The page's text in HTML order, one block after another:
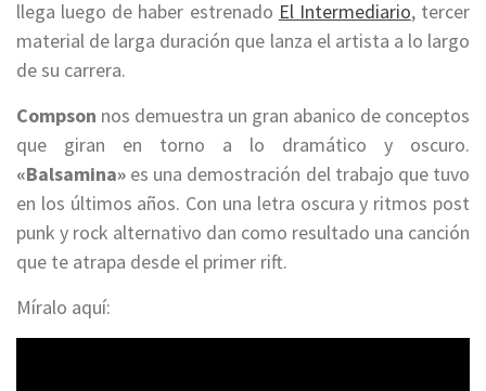
llega luego de haber estrenado El Intermediario, tercer
material de larga duración que lanza el artista a lo largo
de su carrera.
Compson nos demuestra un gran abanico de conceptos
que giran en torno a lo dramático y oscuro.
«Balsamina» es una demostración del trabajo que tuvo
en los últimos años. Con una letra oscura y ritmos post
punk y rock alternativo dan como resultado una canción
que te atrapa desde el primer rift.
Míralo aquí: